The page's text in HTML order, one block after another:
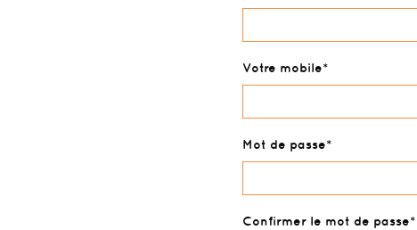
Votre mobile
Mot de passe
Confirmer le mot de passe